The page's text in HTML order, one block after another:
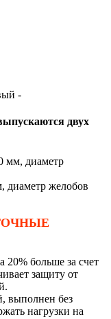
-
двух
мм, диаметр
диаметр желобов
20% больше за счет
защиту от
выполнен без
нагрузки на